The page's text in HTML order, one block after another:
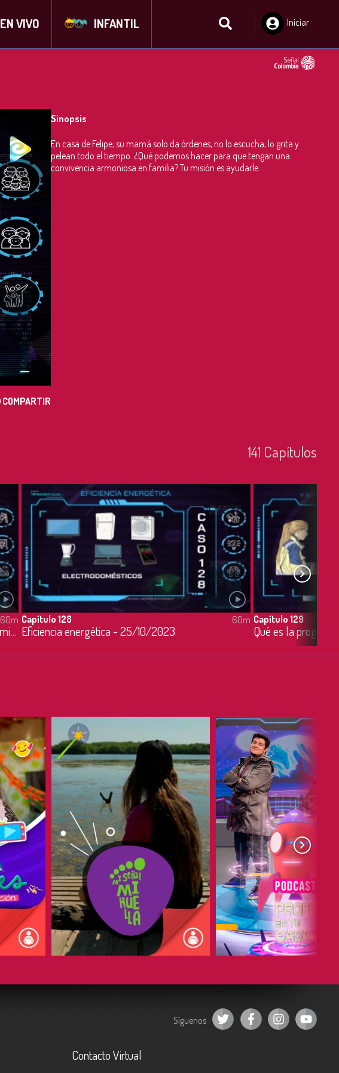
EN VIVO INFANTIL
Iniciar
COMPARTIR
Sinopsis
En casa de Felipe, su mamá solo da órdenes, no lo escucha, lo grita y
pelean todo el tiempo. ¿Qué podemos hacer para que tengan una
convivencia armoniosa en familia? Tu misión es ayudarle.
141 Capí­tulos
Juguemos con nuestro cuerpo a través del movimiento - 24/10/2023
60m Capítulo 128
Eficiencia energética - 25/10/2023
60m Capítulo 129
COMPARTIR COMPARTIR
Síguenos
Contacto Virtual